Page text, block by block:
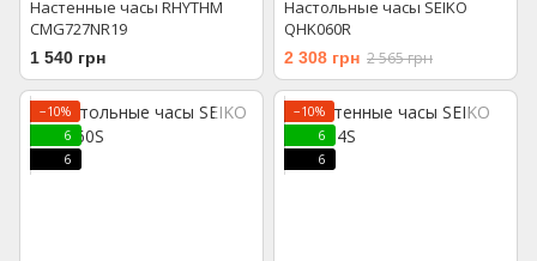
Настенные часы RHYTHM
CMG727NR19
1 540 грн
Настольные часы SEIKO
QHK060R
2 308 грн 2 565 грн
−10%
6
6
−10%
6
6